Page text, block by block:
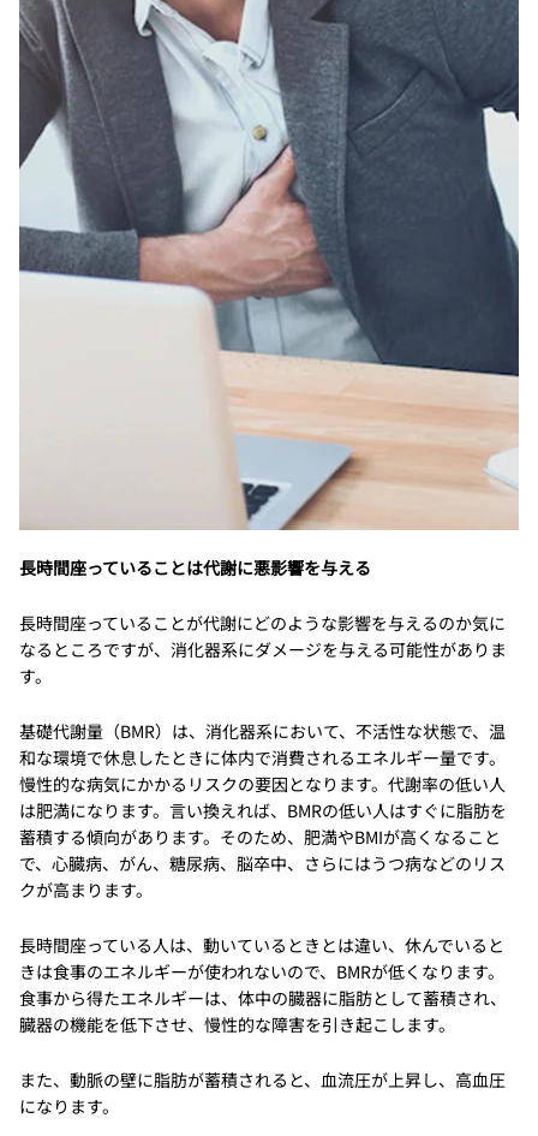
長時間座っていることは代謝に悪影響を与える
長時間座っていることが代謝にどのような影響を与えるのか気に
なるところですが、消化器系にダメージを与える可能性がありま
す。
基礎代謝量（BMR）は、消化器系において、不活性な状態で、温
和な環境で休息したときに体内で消費されるエネルギー量です。
慢性的な病気にかかるリスクの要因となります。代謝率の低い人
は肥満になります。言い換えれば、BMRの低い人はすぐに脂肪を
蓄積する傾向があります。そのため、肥満やBMIが高くなること
で、心臓病、がん、糖尿病、脳卒中、さらにはうつ病などのリス
クが高まります。
長時間座っている人は、動いているときとは違い、休んでいると
きは食事のエネルギーが使われないので、BMRが低くなります。
食事から得たエネルギーは、体中の臓器に脂肪として蓄積され、
臓器の機能を低下させ、慢性的な障害を引き起こします。
また、動脈の壁に脂肪が蓄積されると、血流圧が上昇し、高血圧
になります。